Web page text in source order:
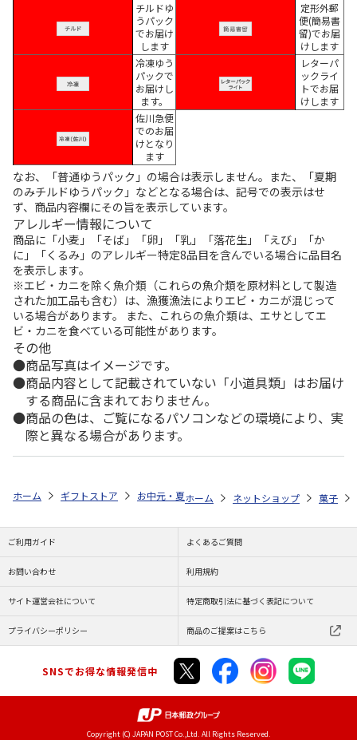
チルドゆ
うパック
でお届け
します
定形外郵
便(簡易書
留)でお届
けします
冷凍ゆう
パックで
お届けし
ます。
レターパ
ックライ
トでお届
けします
佐川急便
でのお届
けとなり
ます
なお、「普通ゆうパック」の場合は表示しません。また、「夏期
のみチルドゆうパック」などとなる場合は、記号での表示はせ
ず、商品内容欄にその旨を表示しています。
アレルギー情報について
商品に「小麦」「そば」「卵」「乳」「落花生」「えび」「か
に」「くるみ」のアレルギー特定8品目を含んでいる場合に品目名
を表示します。
※エビ・カニを除く魚介類（これらの魚介類を原材料として製造
された加工品も含む）は、漁獲漁法によりエビ・カニが混じって
いる場合があります。 また、これらの魚介類は、エサとしてエ
ビ・カニを食べている可能性があります。
その他
商品写真はイメージです。
商品内容として記載されていない「小道具類」はお届け
する商品に含まれておりません。
商品の色は、ご覧になるパソコンなどの環境により、実
際と異なる場合があります。
ホーム ギフトストア お中元・夏ギフト特集 2026 ゆうゆうギフト
ホーム ネットショップ 菓子
ご利用ガイド よくあるご質問
お問い合わせ 利用規約
サイト運営会社について 特定商取引法に基づく表記について
プライバシーポリシー 商品のご提案はこちら
SNSでお得な情報発信中
Copyright (C) JAPAN POST Co.,Ltd. All Rights Reserved.